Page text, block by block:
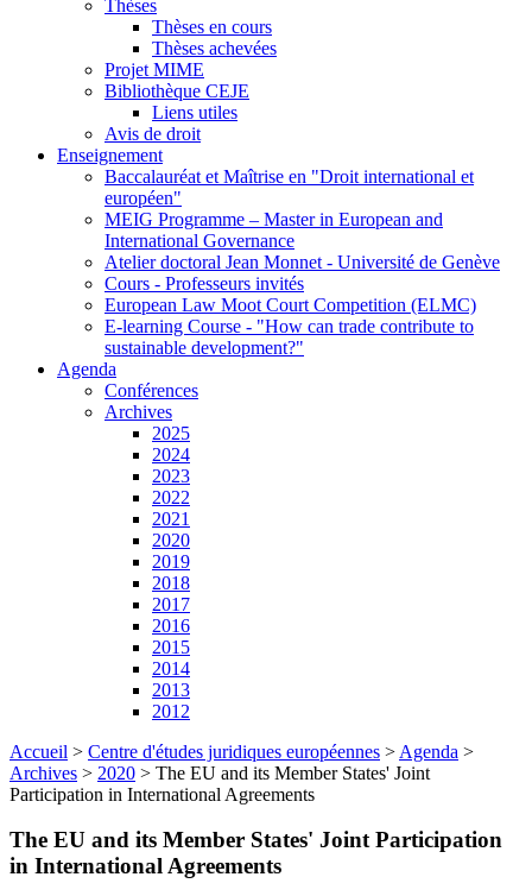
Thèses
Thèses en cours
Thèses achevées
Projet MIME
Bibliothèque CEJE
Liens utiles
Avis de droit
Enseignement
Baccalauréat et Maîtrise en "Droit international et
européen"
MEIG Programme – Master in European and
International Governance
Atelier doctoral Jean Monnet - Université de Genève
Cours - Professeurs invités
European Law Moot Court Competition (ELMC)
E-learning Course - "How can trade contribute to
sustainable development?"
Agenda
Conférences
Archives
2025
2024
2023
2022
2021
2020
2019
2018
2017
2016
2015
2014
2013
2012
Accueil > Centre d'études juridiques européennes > Agenda >
Archives > 2020 > The EU and its Member States' Joint
Participation in International Agreements
The EU and its Member States' Joint Participation
in International Agreements